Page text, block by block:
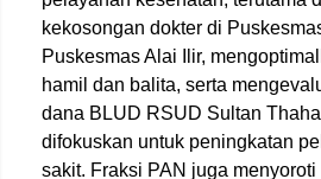
kekosongan dokter di
Puskesmas Alai Ilir,
hamil dan balita, serta
dana BLUD RSUD Sultan
difokuskan untuk peningkatan
sakit. Fraksi PAN juga